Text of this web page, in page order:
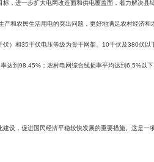
，进一步扩大电网改造面和供电覆盖面，着力解决县
产和农民生活用电的突出问题，更好地满足农村经济和
伏）和35千伏电压等级为骨干网架、 10千伏及380伏以
达到98.45% ；农村电网综合线损率平均达到6.5%以
，促进国民经济平稳较快发展的重要措施。这是一